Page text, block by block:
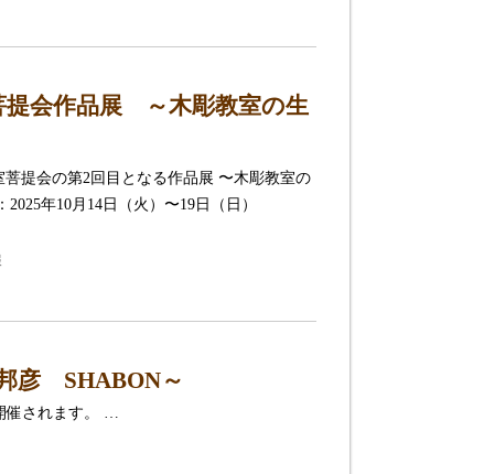
会作品展 ～木彫教室の生
提会の第2回目となる作品展 〜木彫教室の
：2025年10月14日（火）〜19日（日）
彦 SHABON～
催されます。 …